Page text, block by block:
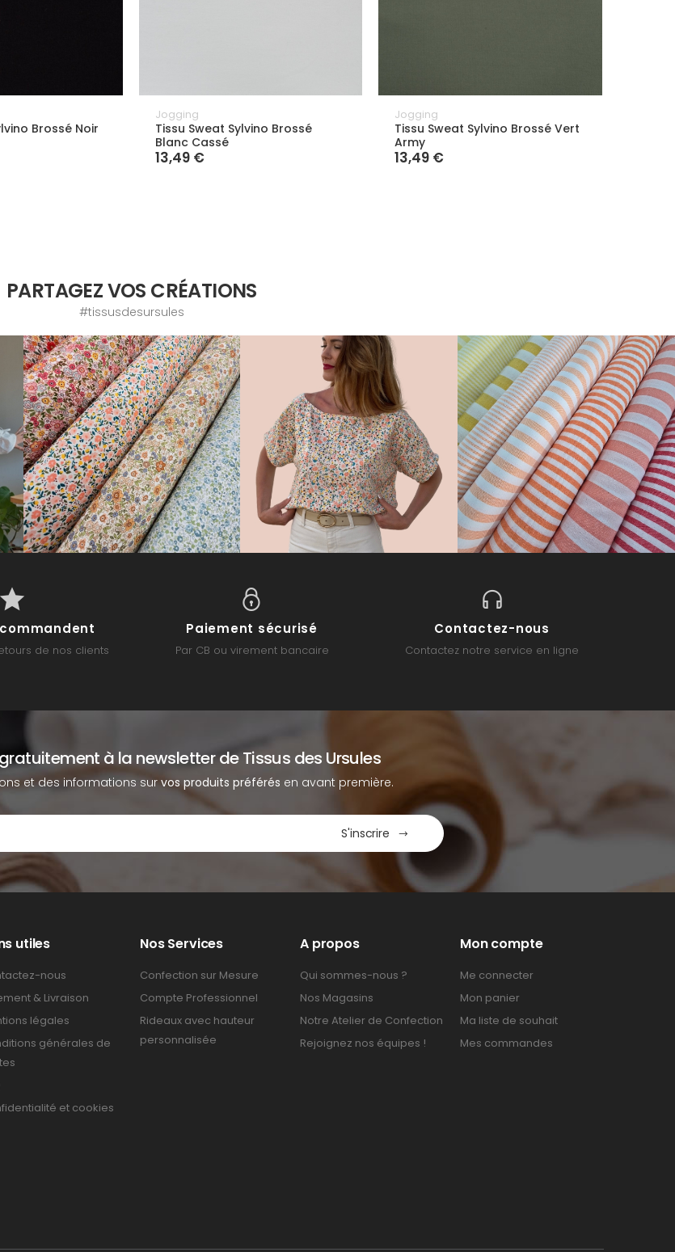
Brossé Noir
Jogging
Tissu Sweat Sylvino Brossé
Blanc Cassé
13,49 €
Jogging
Tissu Sweat Sylvino Brossé Vert
Army
13,49 €
PARTAGEZ VOS CRÉATIONS
#tissusdesursules
de nos clients
Paiement sécurisé
Par CB ou virement bancaire
Contactez-nous
Contactez notre service en ligne
à la newsletter de Tissus des Ursules
et des informations survos produits préférés en avant première.
S'inscrire
utiles
nous
& Livraison
légales
générales de
et cookies
Nos Services
Confection sur Mesure
Compte Professionnel
Rideaux avec hauteur
personnalisée
A propos
Qui sommes-nous ?
Nos Magasins
Notre Atelier de Confection
Rejoignez nos équipes !
Mon compte
Me connecter
Mon panier
Ma liste de souhait
Mes commandes